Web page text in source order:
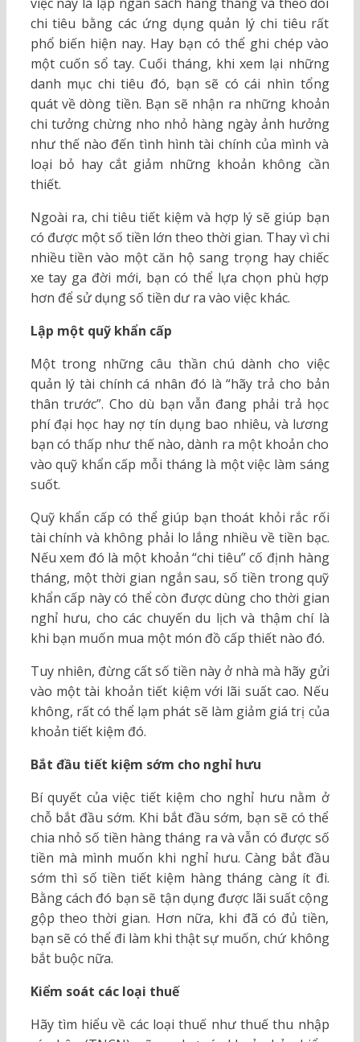
chi tiêu bằng các ứng dụng quản lý chi tiêu rất
phổ biến hiện nay. Hay bạn có thể ghi chép vào
một cuốn sổ tay. Cuối tháng, khi xem lại những
danh mục chi tiêu đó, bạn sẽ có cái nhìn tổng
quát về dòng tiền. Bạn sẽ nhận ra những khoản
chi tưởng chừng nho nhỏ hàng ngày ảnh hưởng
như thế nào đến tình hình tài chính của mình và
loại bỏ hay cắt giảm những khoản không cần
thiết.
Ngoài ra, chi tiêu tiết kiệm và hợp lý sẽ giúp bạn
có được một số tiền lớn theo thời gian. Thay vì chi
nhiều tiền vào một căn hộ sang trọng hay chiếc
xe tay ga đời mới, bạn có thể lựa chọn phù hợp
hơn để sử dụng số tiền dư ra vào việc khác.
Lập một quỹ khẩn cấp
Một trong những câu thần chú dành cho việc
quản lý tài chính cá nhân đó là “hãy trả cho bản
thân trước”. Cho dù bạn vẫn đang phải trả học
phí đại học hay nợ tín dụng bao nhiêu, và lương
bạn có thấp như thế nào, dành ra một khoản cho
vào quỹ khẩn cấp mỗi tháng là một việc làm sáng
suốt.
Quỹ khẩn cấp có thể giúp bạn thoát khỏi rắc rối
tài chính và không phải lo lắng nhiều về tiền bạc.
Nếu xem đó là một khoản “chi tiêu” cố định hàng
tháng, một thời gian ngắn sau, số tiền trong quỹ
khẩn cấp này có thể còn được dùng cho thời gian
nghỉ hưu, cho các chuyến du lịch và thậm chí là
khi bạn muốn mua một món đồ cấp thiết nào đó.
Tuy nhiên, đừng cất số tiền này ở nhà mà hãy gửi
vào một tài khoản tiết kiệm với lãi suất cao. Nếu
không, rất có thể lạm phát sẽ làm giảm giá trị của
khoản tiết kiệm đó.
Bắt đầu tiết kiệm sớm cho nghỉ hưu
Bí quyết của việc tiết kiệm cho nghỉ hưu nằm ở
chỗ bắt đầu sớm. Khi bắt đầu sớm, bạn sẽ có thể
chia nhỏ số tiền hàng tháng ra và vẫn có được số
tiền mà mình muốn khi nghỉ hưu. Càng bắt đầu
sớm thì số tiền tiết kiệm hàng tháng càng ít đi.
Bằng cách đó bạn sẽ tận dụng được lãi suất cộng
gộp theo thời gian. Hơn nữa, khi đã có đủ tiền,
bạn sẽ có thể đi làm khi thật sự muốn, chứ không
bắt buộc nữa.
Kiểm soát các loại thuế
Hãy tìm hiểu về các loại thuế như thuế thu nhập